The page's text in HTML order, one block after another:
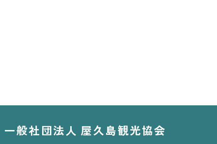
一般社団法人 屋久島観光協会